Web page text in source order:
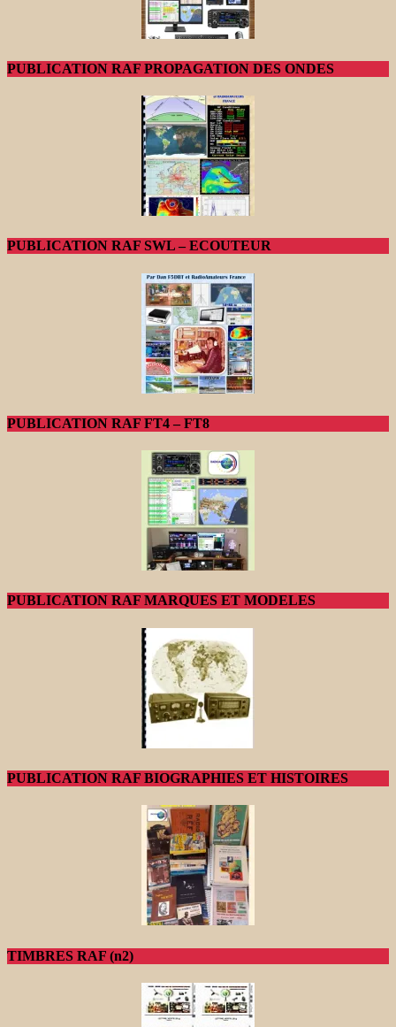
PUBLICATION RAF PROPAGATION DES ONDES
PUBLICATION RAF SWL – ECOUTEUR
PUBLICATION RAF FT4 – FT8
PUBLICATION RAF MARQUES ET MODELES
PUBLICATION RAF BIOGRAPHIES ET HISTOIRES
TIMBRES RAF (n2)